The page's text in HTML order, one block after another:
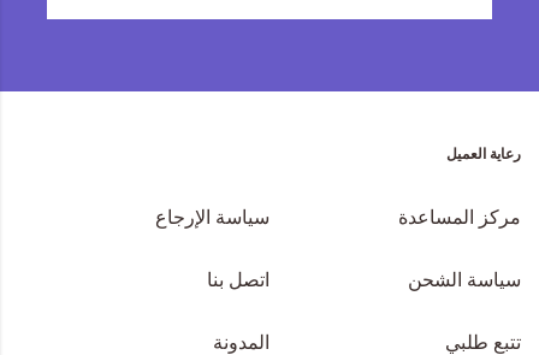
رعاية العميل
مركز المساعدة سياسة الإرجاع
سياسة الشحن اتصل بنا
تتبع طلبي المدونة